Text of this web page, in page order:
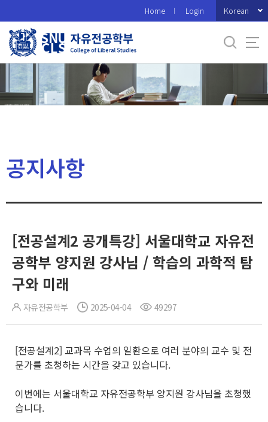
로
메
Home Login Korean
공지사항
[전공설계2 공개특강] 서울대학교 자유전
공학부 양지원 강사님 / 학습의 과학적 탐
구와 미래
자유전공학부 2025-04-04 49297
[전공설계2] 교과목 수업의 일환으로 여러 분야의 교수 및 전
문가를 초청하는 시간을 갖고 있습니다.
이번에는 서울대학교 자유전공학부 양지원 강사님을 초청했
습니다.